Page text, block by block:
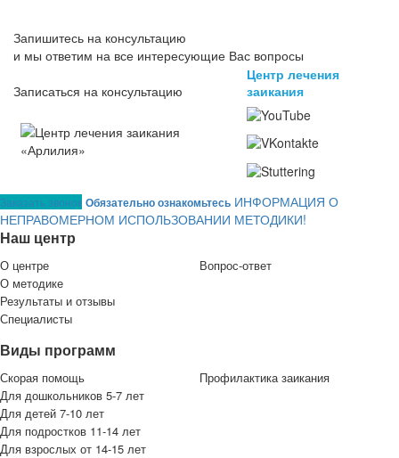
Запишитесь на консультацию
и мы ответим на все интересующие Вас вопросы
Записаться на консультацию
Центр лечения
заикания
Заказать звонок Обязательно ознакомьтесь ИНФОРМАЦИЯ О
НЕПРАВОМЕРНОМ ИСПОЛЬЗОВАНИИ МЕТОДИКИ!
Наш центр
О центре
О методике
Результаты и отзывы
Специалисты
Вопрос-ответ
Виды программ
Скорая помощь
Для дошкольников 5-7 лет
Для детей 7-10 лет
Для подростков 11-14 лет
Для взрослых от 14-15 лет
Профилактика заикания